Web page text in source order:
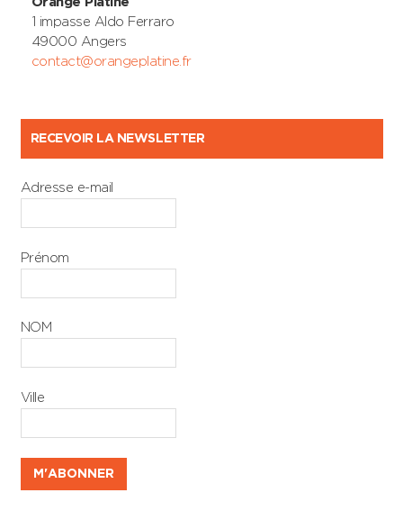
1 impasse Aldo Ferraro
49000 Angers
contact@orangeplatine.fr
RECEVOIR LA NEWSLETTER
Adresse e-mail
Prénom
NOM
Ville